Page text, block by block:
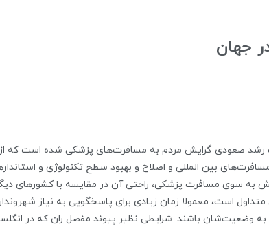
جهان
رشد صعودی گرایش مردم به مسافرت‌های پزشکی شده است که از
بین المللی و اصلاح و بهبود سطح تکنولوژی و
به سوی مسافرت پزشکی، راحتی آن در مقایسه با کشور‌های
است، معمولا زمان زیادی برای پاسخگویی به نیاز
وضعیت‌شان باشند. شرایطی نظیر پیوند مفصل ران که در